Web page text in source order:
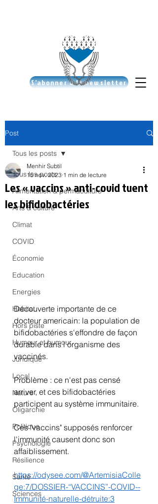
S'abonner à la newsletter
Post
Tous les posts
Alimentation & permaculture
Arts & culture
Climat
COVID
Économie
Education
Energies
Habitat
Hors piste
Humeur et humour
Juridique
Local
Nature
Oligarchie
Politique
Psychologie
Résilience
Santé
Sciences
Tous les posts
Les « vaccins » anti-covid tuent
les bifidobactéries
Menhir Subtil
15 nov. 2023 1 min de lecture
Découverte importante de ce
docteur americain: la population de
bifidobactéries s'effondre de façon
durable dans l'organisme des
vaccinés.
Problème : ce n'est pas censé
arriver, et ces bifidobactéries
participent au système immunitaire.
Ces "vaccins" supposés renforcer
l'immunité causent donc son
affaiblissement.
https://odysee.com/@ArtemisiaColle
ge:7/DOSSIER-“VACCINS”-COVID--
Immunité-naturelle-détruite:3